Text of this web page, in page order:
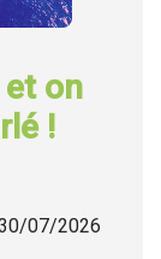
et on
!
07/2026